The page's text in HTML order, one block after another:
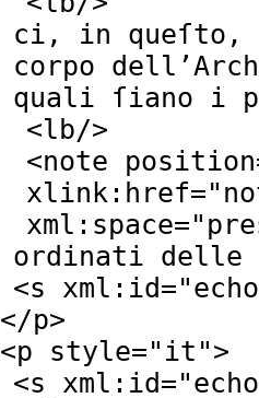
ci, in queſto,
corpo
quali ſiano i
<lb/>
<note position
xlink:href="
xml:space="
ordinati delle
<s xml:id="
</p>
<p style=" it ">
<s xml:id="